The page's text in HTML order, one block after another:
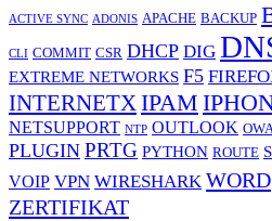
ACTIVE SYNC ADONIS APACHE BACKUP
CLI COMMIT CSR DHCP DIG
EXTREME NETWORKS F5
INTERNETXIPAM
NETSUPPORT NTP OUTLOOK
PLUGIN PRTG PYTHON ROUTE
VOIP VPN WIRESHARK WORD
ZERTIFIKAT